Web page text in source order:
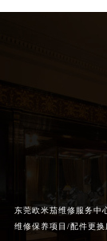
东莞欧米茄维修服务中
维修保养项目/配件更